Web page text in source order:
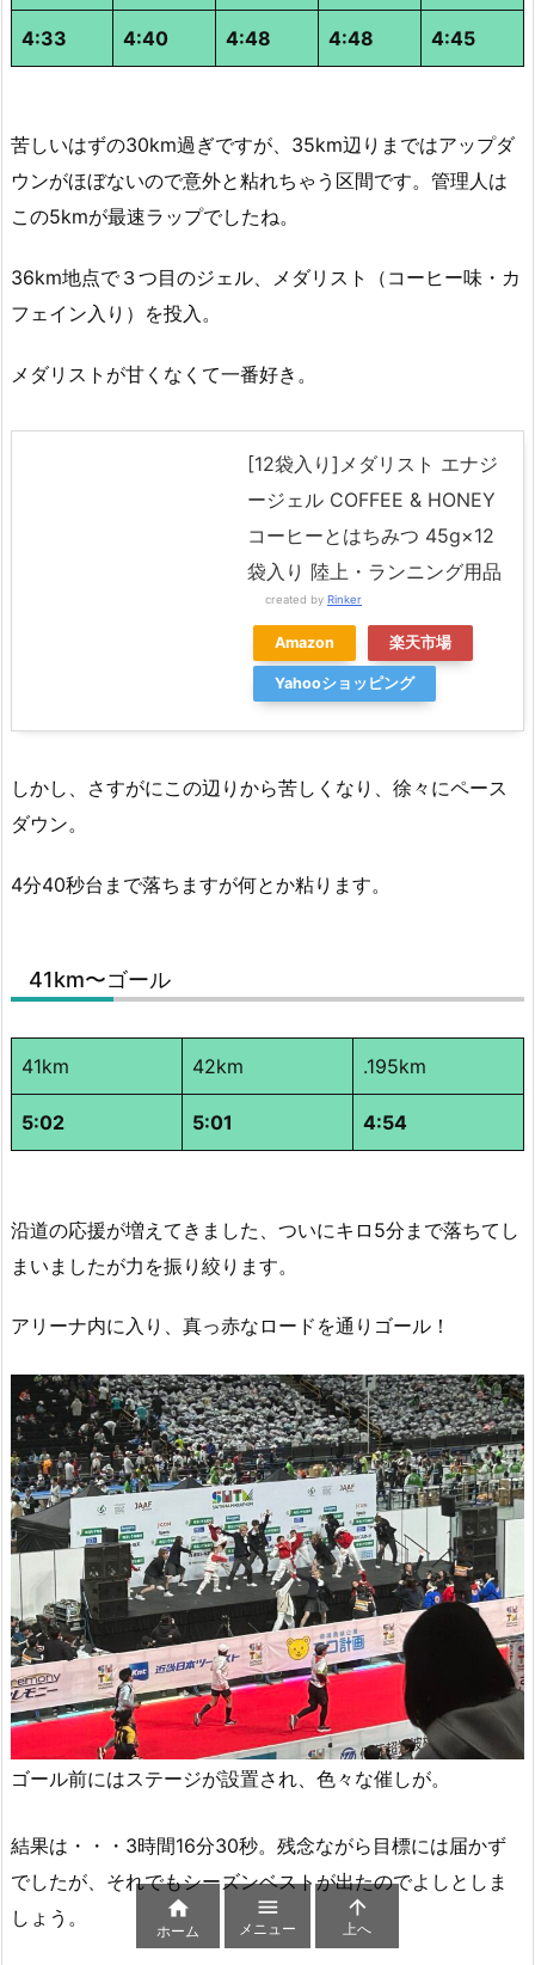
4:33 4:40 4:48 4:48 4:45
苦しいはずの30km過ぎですが、35km辺りまではアップダ
ウンがほぼないので意外と粘れちゃう区間です。管理人は
この5kmが最速ラップでしたね。
36km地点で３つ目のジェル、メダリスト（コーヒー味・カ
フェイン入り）を投入。
メダリストが甘くなくて一番好き。
[12袋入り]メダリスト エナジ
ージェル COFFEE & HONEY
コーヒーとはちみつ 45g×12
袋入り 陸上・ランニング用品
created by Rinker
Amazon 楽天市場
Yahooショッピング
しかし、さすがにこの辺りから苦しくなり、徐々にペース
ダウン。
4分40秒台まで落ちますが何とか粘ります。
41km〜ゴール
41km 42km .195km
5:02 5:01 4:54
沿道の応援が増えてきました、ついにキロ5分まで落ちてし
まいましたが力を振り絞ります。
アリーナ内に入り、真っ赤なロードを通りゴール！
ゴール前にはステージが設置され、色々な催しが。
結果は・・・3時間16分30秒。残念ながら目標には届かず
でしたが、それでもシーズンベストが出たのでよしとしま
しょう。

ホーム

メニュー

上へ